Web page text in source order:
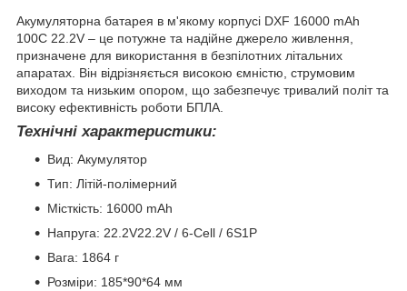
Акумуляторна батарея в м'якому корпусі DXF 16000 mAh
100C 22.2V – це потужне та надійне джерело живлення,
призначене для використання в безпілотних літальних
апаратах. Він відрізняється високою ємністю, струмовим
виходом та низьким опором, що забезпечує тривалий політ та
високу ефективність роботи БПЛА.
Технічні характеристики:
Вид: Акумулятор
Тип: Літій-полімерний
Місткість: 16000 mAh
Напруга: 22.2V22.2V / 6-Cell / 6S1P
Вага: 1864 г
Розміри: 185*90*64 мм